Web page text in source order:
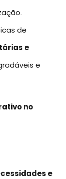
de
e
e
no
e